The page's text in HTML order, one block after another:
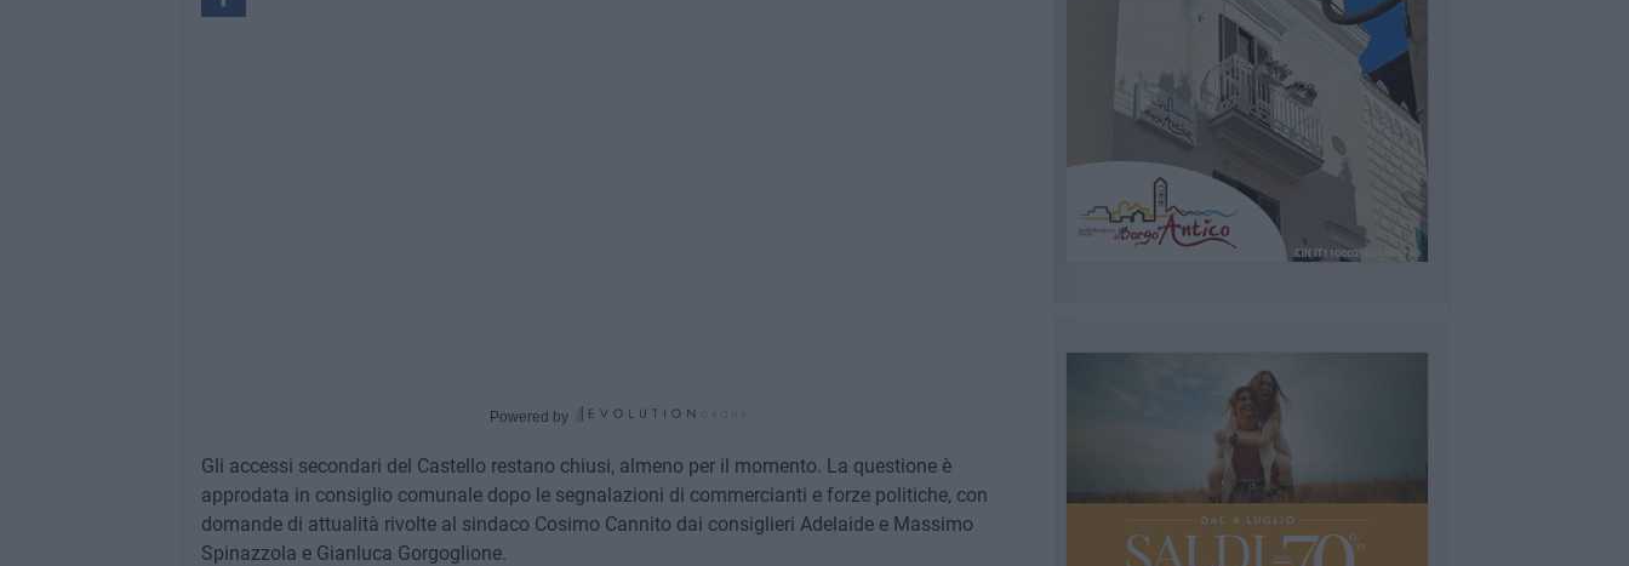
Powered by
Gli accessi secondari del Castello restano chiusi, almeno per il momento. La questione è
approdata in consiglio comunale dopo le segnalazioni di commercianti e forze politiche, con
domande di attualità rivolte al sindaco Cosimo Cannito dai consiglieri Adelaide e Massimo
Spinazzola e Gianluca Gorgoglione.